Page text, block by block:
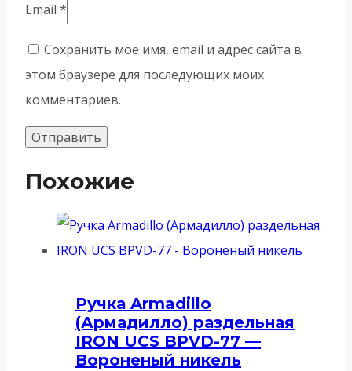
Email *
Сохранить моё имя, email и адрес сайта в
этом браузере для последующих моих
комментариев.
Похожие
Ручка Armadillo
(Армадилло) раздельная
IRON UCS BPVD-77 —
Вороненый никель